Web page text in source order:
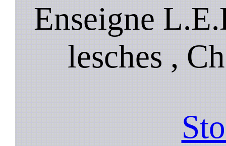
Enseigne
lesches ,